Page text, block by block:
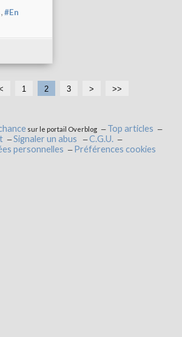
,#En
1 2 3 > >>
sur le portail Overblog
Top articles
Signaler un abus
C.G.U.
personnelles
Préférences cookies